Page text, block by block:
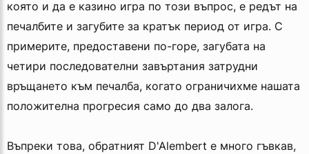
която и да е казино игра по този въпрос, е редът на
печалбите и загубите за кратък период от игра. С
примерите, предоставени по-горе, загубата на
четири последователни завъртания затрудни
връщането към печалба, когато ограничихме нашата
положителна прогресия само до два залога.
Въпреки това, обратният D'Alembert е много гъвкав,